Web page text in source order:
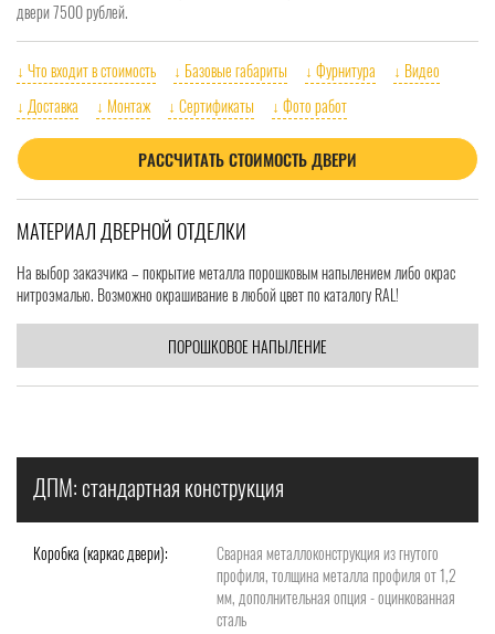
двери 7500 рублей.
↓ Что входит в стоимость ↓ Базовые габариты ↓ Фурнитура
↓ Видео
↓ Доставка
↓ Монтаж ↓ Сертификаты ↓ Фото работ
РАССЧИТАТЬ СТОИМОСТЬ ДВЕРИ
МАТЕРИАЛ ДВЕРНОЙ ОТДЕЛКИ
На выбор заказчика – покрытие металла порошковым напылением либо окрас
нитроэмалью. Возможно окрашивание в любой цвет по каталогу RAL!
ПОРОШКОВОЕ НАПЫЛЕНИЕ
ДПМ: стандартная конструкция
Коробка (каркас двери):
Сварная металлоконструкция из гнутого
профиля, толщина металла профиля от 1,2
мм, дополнительная опция - оцинкованная
сталь